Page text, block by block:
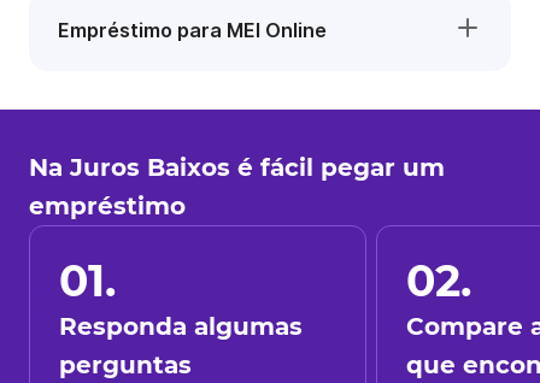
Empréstimo para MEI Online
Na Juros Baixos é fácil pegar um
empréstimo
01.
Responda algumas
perguntas
02.
Compare
que